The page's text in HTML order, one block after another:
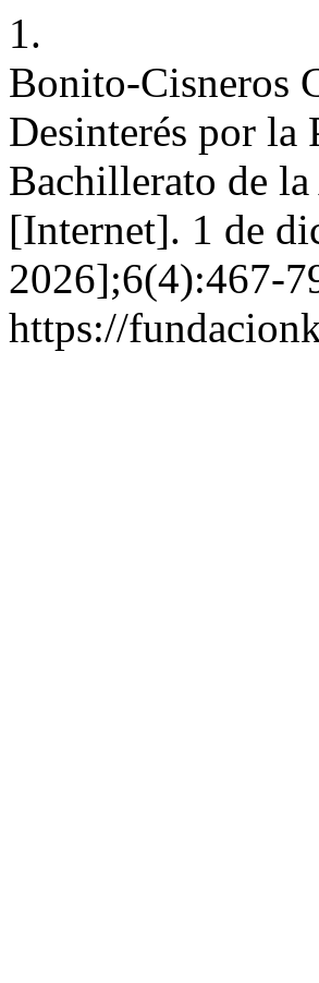
1.
Bonito-Cisneros
Desinterés por la
Bachillerato de
[Internet]. 1 de
2026];6(4):467-
https://